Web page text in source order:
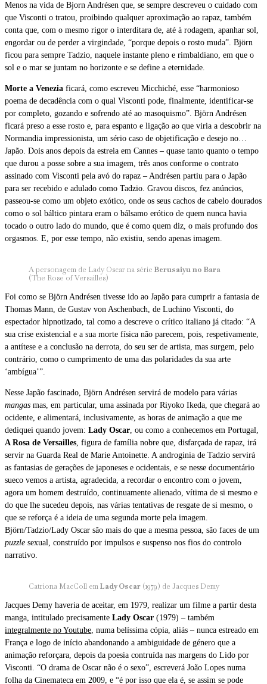
Menos na vida de Bjorn Andrésen que, se sempre descreveu o cuidado com
que Visconti o tratou, proibindo qualquer aproximação ao rapaz, também
conta que, com o mesmo rigor o interditara de, até à rodagem, apanhar sol,
engordar ou de perder a virgindade, “porque depois o rosto muda”. Björn
ficou para sempre Tadzio, naquele instante pleno e rimbaldiano, em que o
sol e o mar se juntam no horizonte e se define a eternidade.
Morte a Venezia ficará, como escreveu Micchiché, esse “harmonioso
poema de decadência com o qual Visconti pode, finalmente, identificar-se
por completo, gozando e sofrendo até ao masoquismo”. Björn Andrésen
ficará preso a esse rosto e, para espanto e ligação ao que viria a descobrir na
Normandia impressionista, um sério caso de objetificação e desejo no…
Japão. Dois anos depois da estreia em Cannes – quase tanto quanto o tempo
que durou a posse sobre a sua imagem, três anos conforme o contrato
assinado com Visconti pela avó do rapaz – Andrésen partiu para o Japão
para ser recebido e adulado como Tadzio. Gravou discos, fez anúncios,
passeou-se como um objeto exótico, onde os seus cachos de cabelo dourados
como o sol báltico pintara eram o bálsamo erótico de quem nunca havia
tocado o outro lado do mundo, que é como quem diz, o mais profundo dos
orgasmos. E, por esse tempo, não existiu, sendo apenas imagem.
A personagem de Lady Oscar na série Berusaiyu no Bara
(The Rose of Versailles)
Foi como se Björn Andrésen tivesse ido ao Japão para cumprir a fantasia de
Thomas Mann, de Gustav von Aschenbach, de Luchino Visconti, do
espectador hipnotizado, tal como a descreve o crítico italiano já citado: “A
sua crise existencial e a sua morte física não parecem, pois, respetivamente,
a antítese e a conclusão na derrota, do seu ser de artista, mas surgem, pelo
contrário, como o cumprimento de uma das polaridades da sua arte
‘ambígua’”.
Nesse Japão fascinado, Björn Andrésen servirá de modelo para várias
mangas mas, em particular, uma assinada por Riyoko Ikeda, que chegará ao
ocidente, e alimentará, inclusivamente, as horas de animação a que me
dediquei quando jovem: Lady Oscar , ou como a conhecemos em Portugal,
A Rosa de Versailles , figura de família nobre que, disfarçada de rapaz, irá
servir na Guarda Real de Marie Antoinette. A androginia de Tadzio servirá
as fantasias de gerações de japoneses e ocidentais, e se nesse documentário
sueco vemos a artista, agradecida, a recordar o encontro com o jovem,
agora um homem destruído, continuamente alienado, vítima de si mesmo e
do que lhe sucedeu depois, nas várias tentativas de resgate de si mesmo, o
que se reforça é a ideia de uma segunda morte pela imagem.
Björn/Tadzio/Lady Oscar são mais do que a mesma pessoa, são faces de um
puzzle sexual, construído por impulsos e suspenso nos fios do controlo
narrativo.
Catriona MacColl emLady Oscar (1979) de Jacques Demy
Jacques Demy haveria de aceitar, em 1979, realizar um filme a partir desta
manga, intitulado precisamente Lady Oscar (1979) – também
integralmente no Youtube , numa belíssima cópia, aliás – nunca estreado em
França e logo de início abandonando a ambiguidade de género que a
animação reforçara, depois da poesia contruída nas margens do Lido por
Visconti. “O drama de Oscar não é o sexo”, escreverá João Lopes numa
folha da Cinemateca em 2009, e “é por isso que ela é, se assim se pode